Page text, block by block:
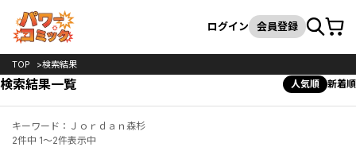
検索
ログイン 会員登録カート
TOP 検索結果
検索結果一覧 人気順 新着順
キーワード：Ｊｏｒｄａｎ森杉
2件中 1～2件表示中